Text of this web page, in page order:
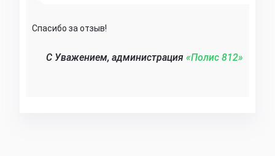
Спасибо за отзыв!
C Уважением, администрация «Полис 812»‎